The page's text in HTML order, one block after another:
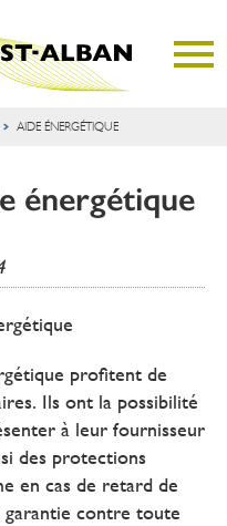
AIDE ÉNERGÉTIQUE
énergétique
profitent de
Ils ont la possibilité
à leur fournisseur
des protections
en cas de retard de
garantie contre toute